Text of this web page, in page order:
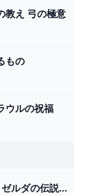
教え 弓の極意
もの
ウルの祝福
【ティアキン】水上の闘技場のライネル3人目 ゼルダの伝説ティアーズオブ ザキングダム（2周目） #ゼルダの伝説 #ティアキン #zelda #shorts - YouTube